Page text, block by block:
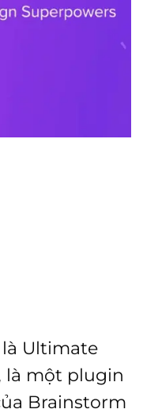
Ultimate
là một plugin
Brainstorm